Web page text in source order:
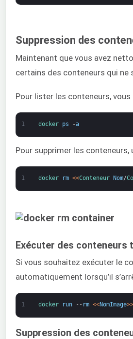
Suppression des
Maintenant que vous avez
certains des conteneurs qui ne
Pour lister les conteneurs,
1 docker ps -a
Pour supprimer les
1 docker rm <<Conteneur Nom/
Exécuter des conteneurs
Si vous souhaitez exécuter le
automatiquement lorsqu’il
1 docker run -- rm <<NomImage>>
Suppression des